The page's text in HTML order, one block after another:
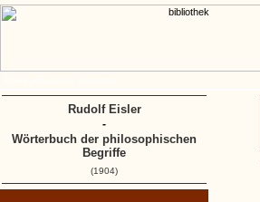
Rudolf Eisler
-
Wörterbuch der philosophischen
Begriffe
(1904)